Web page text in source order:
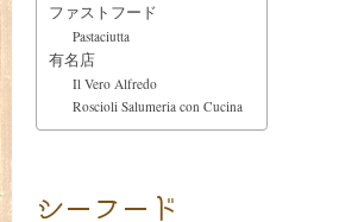
ファストフード
Pastaciutta
有名店
Il Vero Alfredo
Roscioli Salumeria con Cucina
シーフード